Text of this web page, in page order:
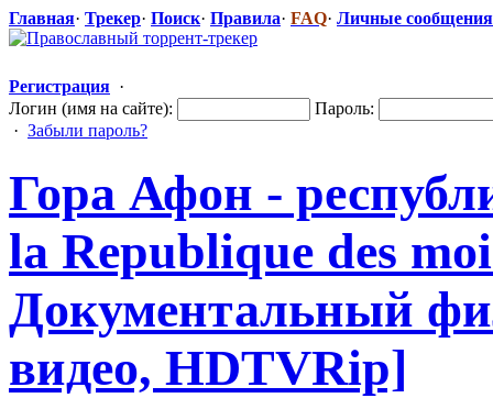
Главная· Трекер· Поиск· Правила· FAQ· Личные сообщения
Регистрация ·
Логин (имя на сайте):
Пароль:
· Забыли пароль?
Гора Афон -
la Republique des
Документальн​ый
видео, HDTVRip]